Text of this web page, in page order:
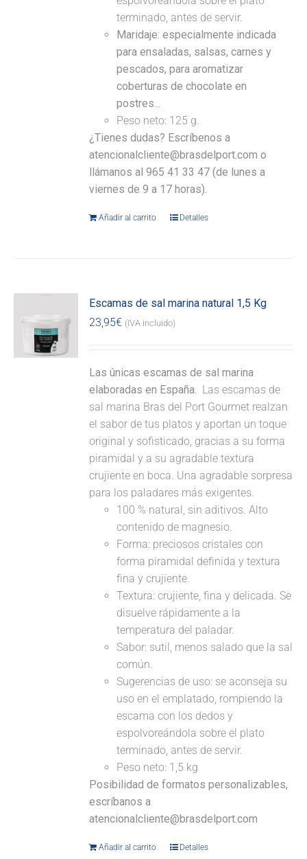
terminado, antes de servir.
Maridaje: especialmente indicada
para ensaladas, salsas, carnes y
pescados, para aromatizar
coberturas de chocolate en
postres...
Peso neto: 125 g.
¿Tienes dudas? Escríbenos a
atencionalcliente@brasdelport.com o
llámanos al 965 41 33 47 (de lunes a
viernes de 9 a 17 horas).
Añadir al carrito Detalles
Escamas de sal marina natural 1,5 Kg
23,95€ (IVA incluido)
Las únicas escamas de sal marina
elaboradas en España. Las escamas de
sal marina Bras del Port Gourmet realzan
el sabor de tus platos y aportan un toque
original y sofisticado, gracias a su forma
piramidal y a su agradable textura
crujiente en boca. Una agradable sorpresa
para los paladares más exigentes.
100 % natural, sin aditivos. Alto
contenido de magnesio.
Forma: preciosos cristales con
forma piramidal definida y textura
fina y crujiente.
Textura: crujiente, fina y delicada. Se
disuelve rápidamente a la
temperatura del paladar.
Sabor: sutil, menos salado que la sal
común.
Sugerencias de uso: se aconseja su
uso en el emplatado, rompiendo la
escama con los dedos y
espolvoreándola sobre el plato
terminado, antes de servir.
Peso neto: 1,5 kg
Posibilidad de formatos personalizables,
escríbanos a
atencionalcliente@brasdelport.com
Añadir al carrito Detalles